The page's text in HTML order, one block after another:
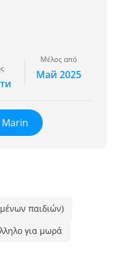
Μέλος από
Май 2025
Marin
παιδιών)
για μωρά